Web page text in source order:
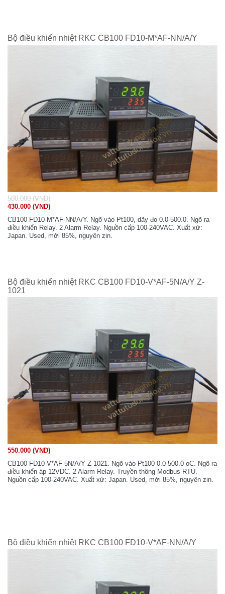
Bộ điều khiển nhiệt RKC CB100 FD10-M*AF-NN/A/Y
500.000 (VND)
430.000 (VND)
CB100 FD10-M*AF-NN/A/Y. Ngõ vào Pt100, dãy đo 0.0-500.0. Ngõ ra
điều khiển Relay. 2 Alarm Relay. Nguồn cấp 100-240VAC. Xuất xứ:
Japan. Used, mới 85%, nguyên zin.
Bộ điều khiển nhiệt RKC CB100 FD10-V*AF-5N/A/Y Z-
1021
550.000 (VND)
CB100 FD10-V*AF-5N/A/Y Z-1021. Ngõ vào Pt100 0.0-500.0 oC. Ngõ ra
điều khiển áp 12VDC. 2 Alarm Relay. Truyền thông Modbus RTU.
Nguồn cấp 100-240VAC. Xuất xứ: Japan. Used, mới 85%, nguyên zin.
Bộ điều khiển nhiệt RKC CB100 FD10-V*AF-NN/A/Y